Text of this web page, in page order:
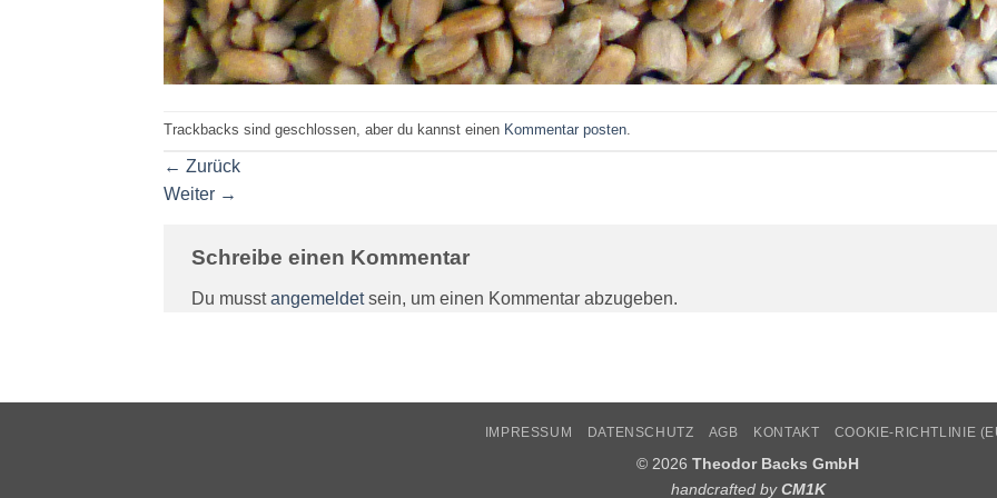
Trackbacks sind geschlossen, aber du kannst einen Kommentar posten
← Zurück
Weiter →
Schreibe einen Kommentar
Du musstangemeldetsein, um einen Kommentar abzugeben.
IMPRESSUM DATENSCHUTZ AGB KONTAKT COOKIE-RICHTLINIE
© 2026 Theodor Backs GmbH
handcrafted byCM1K